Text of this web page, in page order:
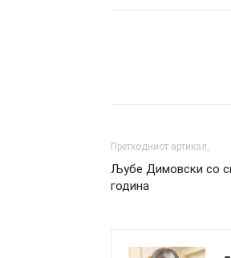
Претходниот артикал,
Љубе Димовски со
година